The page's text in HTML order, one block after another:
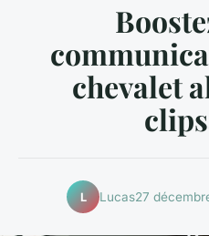
chevalet
L Lucas27